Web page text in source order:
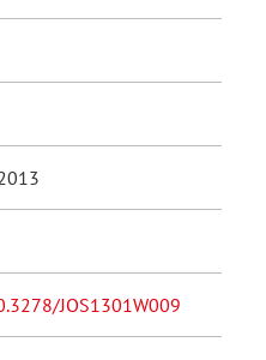
JOS1301W009